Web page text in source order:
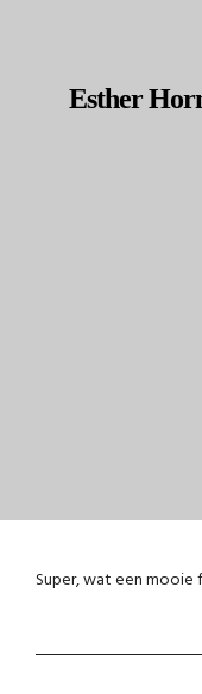
Esther
Super, wat een mooie